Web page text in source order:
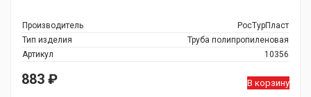
Производитель
РосТурПласт
Тип изделия
Труба полипропиленовая
Артикул
10356
883 ₽ В корзину